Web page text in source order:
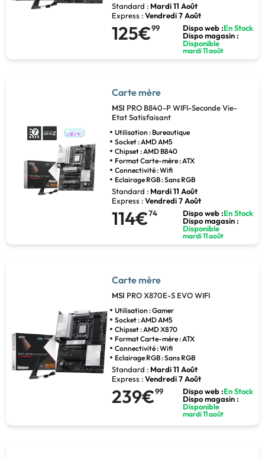
Standard : Mardi 11 Août
Express :Vendredi 7 Août
125€99 Dispo web :En Stock
Dispo magasin :
Disponible
mardi 11 août
Carte mère
MSI PRO B840-P WIFI-Seconde Vie-
Etat Satisfaisant
Utilisation : Bureautique
Socket : AMD AM5
Chipset : AMD B840
Format Carte-mère : ATX
Connectivité : Wifi
Eclairage RGB : Sans RGB
Standard : Mardi 11 Août
Express :Vendredi 7 Août
114€74 Dispo web :En Stock
Dispo magasin :
Disponible
mardi 11 août
Carte mère
MSI PRO X870E-S EVO WIFI
Utilisation : Gamer
Socket : AMD AM5
Chipset : AMD X870
Format Carte-mère : ATX
Connectivité : Wifi
Eclairage RGB : Sans RGB
Standard : Mardi 11 Août
Express :Vendredi 7 Août
239€99 Dispo web :En Stock
Dispo magasin :
Disponible
mardi 11 août